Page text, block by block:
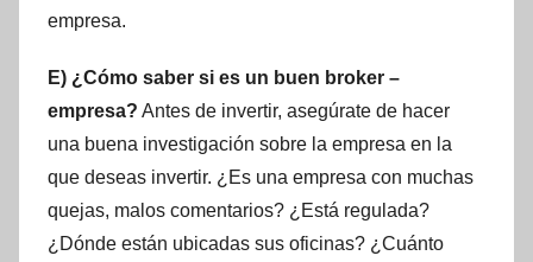
empresa.
E) ¿Cómo saber si es un buen broker –
empresa? Antes de invertir, asegúrate de hacer
una buena investigación sobre la empresa en la
que deseas invertir. ¿Es una empresa con muchas
quejas, malos comentarios? ¿Está regulada?
¿Dónde están ubicadas sus oficinas? ¿Cuánto